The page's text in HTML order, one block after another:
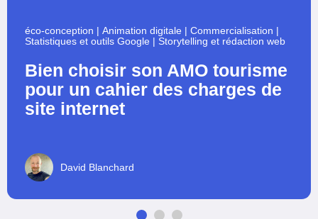
éco-conception | Animation digitale | Commercialisation |
Statistiques et outils Google | Storytelling et rédaction web
Bien choisir son AMO tourisme
pour un cahier des charges de
site internet
David Blanchard